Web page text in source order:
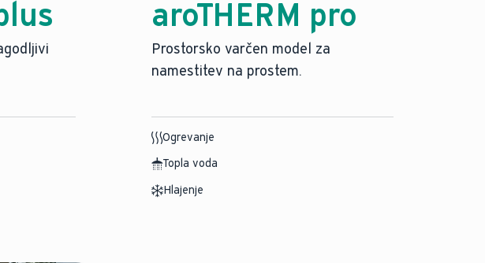
aroTHERM pro
Prostorsko varčen model za
namestitev na prostem.
Ogrevanje
Topla voda
Hlajenje